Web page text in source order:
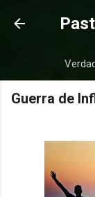
Guerra de